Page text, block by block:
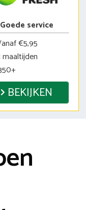
Goede service
€5,95
BEKIJKEN